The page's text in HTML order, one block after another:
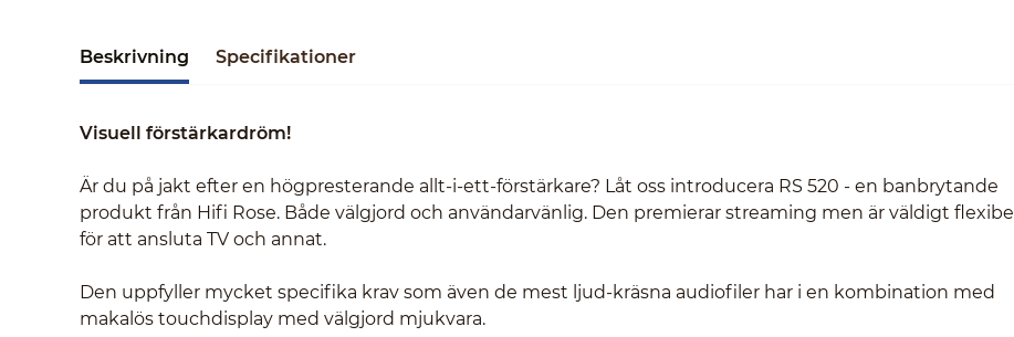
Beskrivning Specifikationer
Visuell förstärkardröm!
Är du på jakt efter en högpresterande allt-i-ett-förstärkare? Låt oss introducera RS 520 - en banbrytande
produkt från Hifi Rose. Både välgjord och användarvänlig. Den premierar streaming men är väldigt flexibel
för att ansluta TV och annat.
Den uppfyller mycket specifika krav som även de mest ljud-kräsna audiofiler har i en kombination med
makalös touchdisplay med välgjord mjukvara.